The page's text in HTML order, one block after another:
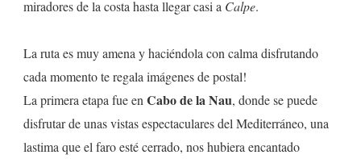
miradores de la costa hasta llegar casi a Calpe.
La ruta es muy amena y haciéndola con calma disfrutando
cada momento te regala imágenes de postal!
La primera etapa fue en Cabo de la Nau, donde se puede
disfrutar de unas vistas espectaculares del Mediterráneo, una
lastima que el faro esté cerrado, nos hubiera encantado